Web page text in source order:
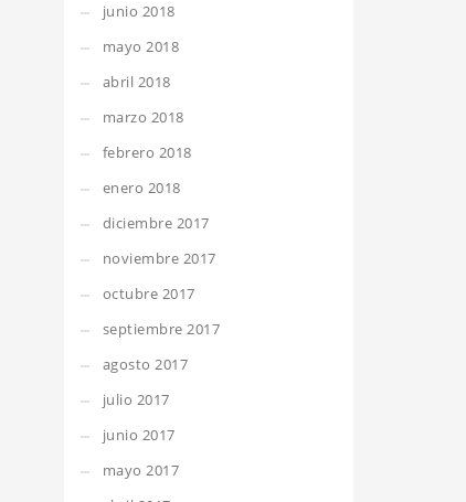
junio 2018
mayo 2018
abril 2018
marzo 2018
febrero 2018
enero 2018
diciembre 2017
noviembre 2017
octubre 2017
septiembre 2017
agosto 2017
julio 2017
junio 2017
mayo 2017